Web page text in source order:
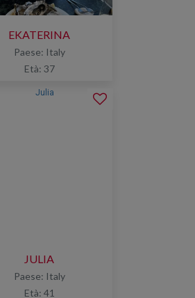
EKATERINA
Paese: Italy
Età: 37
JULIA
Paese: Italy
Età: 41